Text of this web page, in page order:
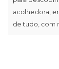
acolhedora,
de tudo, com